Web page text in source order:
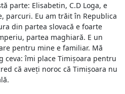
parte: Elisabetin, C.D Loga, e
parcuri. Eu am trăit în Republica
din partea slovacă e foarte
partea maghiară. E un
pentru mine e familiar. Mă
ceva: îmi place Timișoara pentru
că aveți noroc că Timișoara nu